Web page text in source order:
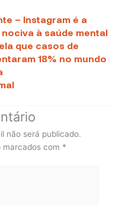
– Instagram é a
à saúde mental
que casos de
18% no mundo
não será publicado.
marcados com *